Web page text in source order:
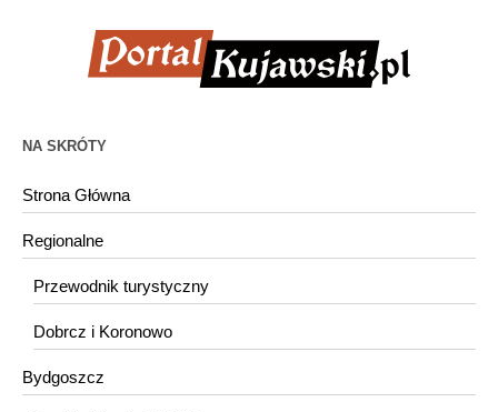
NA SKRÓTY
Strona Główna
Regionalne
Przewodnik turystyczny
Dobrcz i Koronowo
Bydgoszcz